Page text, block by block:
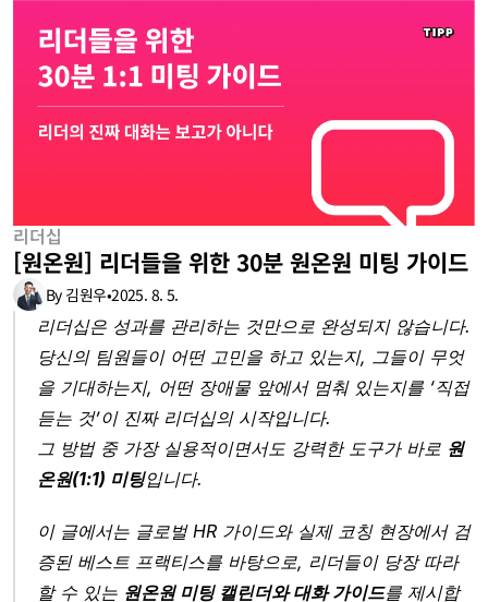
리더십
[원온원] 리더들을 위한 30분 원온원 미팅 가이드
By 김원우•2025. 8. 5.
리더십은 성과를 관리하는 것만으로 완성되지 않습니다.
당신의 팀원들이 어떤 고민을 하고 있는지, 그들이 무엇
을 기대하는지, 어떤 장애물 앞에서 멈춰 있는지를 ‘직접
듣는 것’이 진짜 리더십의 시작입니다.
그 방법 중 가장 실용적이면서도 강력한 도구가 바로 원
온원(1:1) 미팅입니다.
이 글에서는 글로벌 HR 가이드와 실제 코칭 현장에서 검
증된 베스트 프랙티스를 바탕으로, 리더들이 당장 따라
할 수 있는 원온원 미팅 캘린더와 대화 가이드를 제시합